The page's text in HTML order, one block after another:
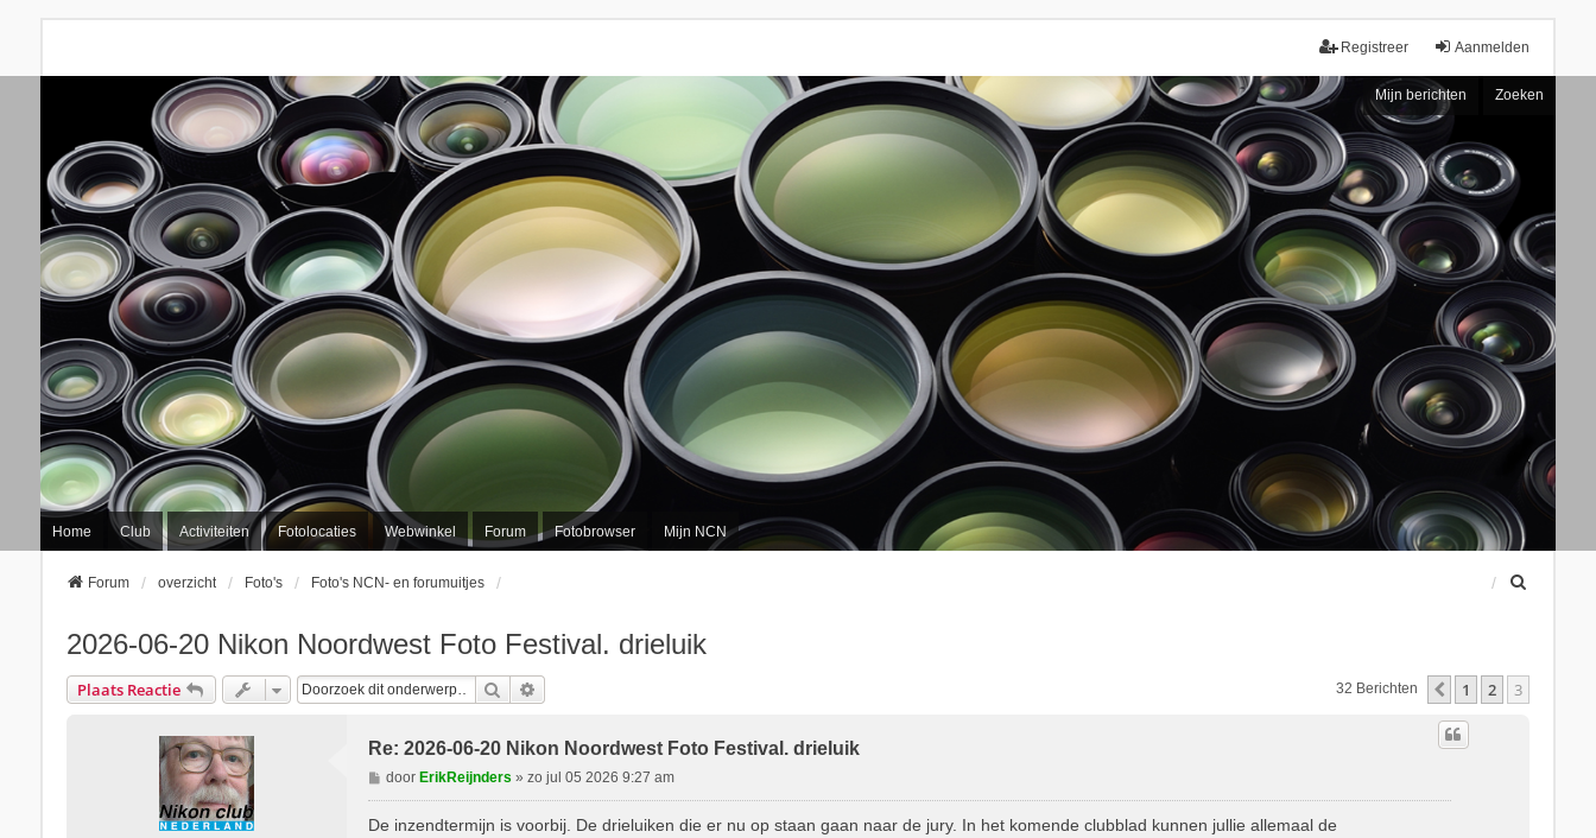
Aanmelden
Registreer
Mijn berichten Zoeken
Home Club Activiteiten Fotolocaties Webwinkel Forum Fotobrowser Mijn NCN
Forum overzicht Foto's Foto's NCN- en forumuitjes
2026-06-20 Nikon Noordwest Foto Festival. drieluik
Plaats Reactie Zoek 32 Berichten Vorige
1 2 3
Re: 2026-06-20 Nikon Noordwest Foto Festival. drieluik
B
e
doorErikReijnders »zo jul 05 2026 9:27 am
De inzendtermijn is voorbij. De drieluiken die er nu op staan gaan naar de jury. In het komende clubblad kunnen jullie allemaal de